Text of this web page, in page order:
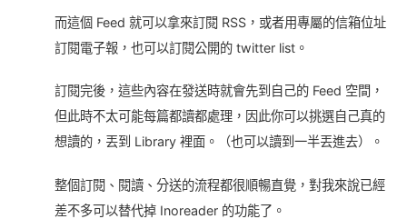
而這個 Feed 就可以拿來訂閱 RSS，或者用專屬的信箱位址
訂閱電子報，也可以訂閱公開的 twitter list。
訂閱完後，這些內容在發送時就會先到自己的 Feed 空間，
但此時不太可能每篇都讀都處理，因此你可以挑選自己真的
想讀的，丟到 Library 裡面。（也可以讀到一半丟進去）。
整個訂閱、閱讀、分送的流程都很順暢直覺，對我來說已經
差不多可以替代掉 Inoreader 的功能了。